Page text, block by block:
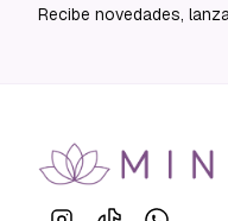
Recibe novedades,